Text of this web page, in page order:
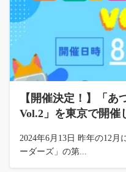
【開催決定！】「
Vol.2」を東京で開催
2024年6月13日 昨年の12
ーダーズ」の第...